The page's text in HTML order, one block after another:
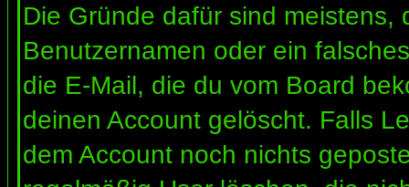
Die Gründe dafür sind
Benutzernamen oder ein
die E-Mail, die du vom Board
deinen Account gelöscht. Falls
dem Account noch nichts